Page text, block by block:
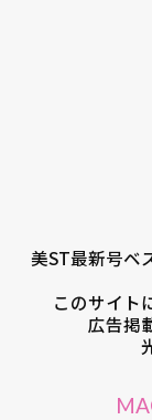
美ST最新号ベ
このサイト
広告掲